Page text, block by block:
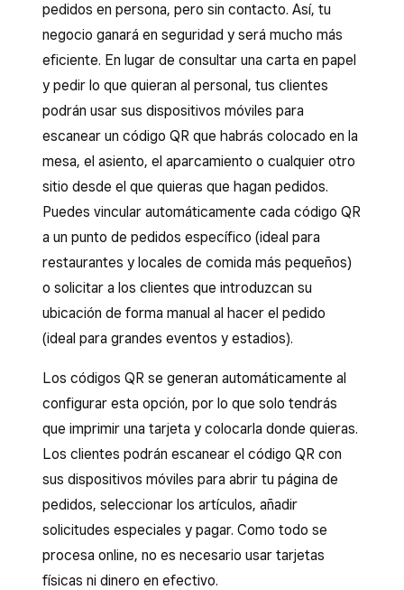
pedidos en persona, pero sin contacto. Así, tu
negocio ganará en seguridad y será mucho más
eficiente. En lugar de consultar una carta en papel
y pedir lo que quieran al personal, tus clientes
podrán usar sus dispositivos móviles para
escanear un código QR que habrás colocado en la
mesa, el asiento, el aparcamiento o cualquier otro
sitio desde el que quieras que hagan pedidos.
Puedes vincular automáticamente cada código QR
a un punto de pedidos específico (ideal para
restaurantes y locales de comida más pequeños)
o solicitar a los clientes que introduzcan su
ubicación de forma manual al hacer el pedido
(ideal para grandes eventos y estadios).
Los códigos QR se generan automáticamente al
configurar esta opción, por lo que solo tendrás
que imprimir una tarjeta y colocarla donde quieras.
Los clientes podrán escanear el código QR con
sus dispositivos móviles para abrir tu página de
pedidos, seleccionar los artículos, añadir
solicitudes especiales y pagar. Como todo se
procesa online, no es necesario usar tarjetas
físicas ni dinero en efectivo.